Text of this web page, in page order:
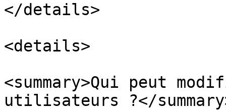
</details>
<details>
<summary>Qui peut
utilisateurs ?</